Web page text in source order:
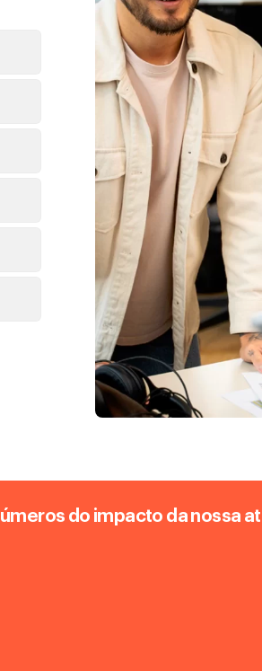
do impacto da nossa